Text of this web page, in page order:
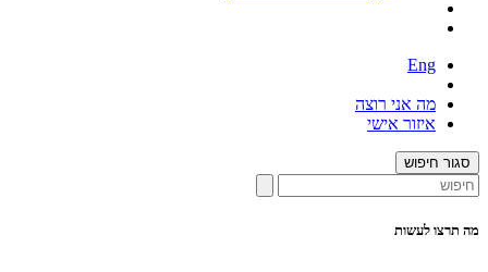
Eng
מה אני רוצה
איזור אישי
סגור חיפוש
מה תרצו לעשות